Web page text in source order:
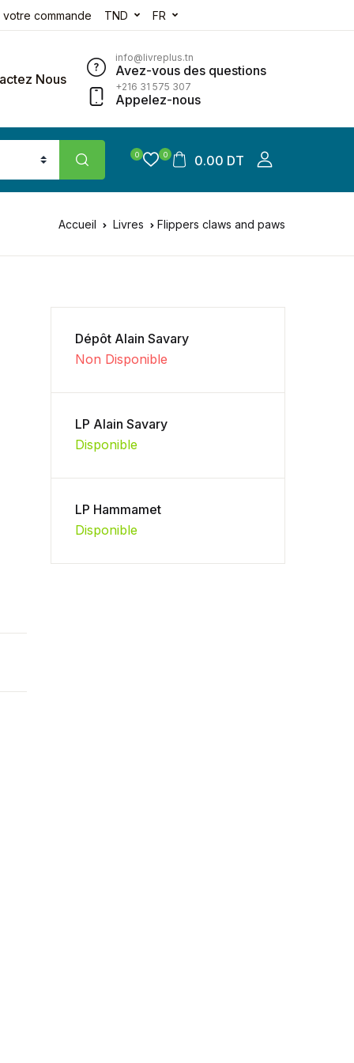
votre commande TND FR
Nous
info@livreplus.tn
Avez-vous des questions
+216 31 575 307
Appelez-nous
0 0 0.00 DT
Accueil Livres Flippers claws and paws
Dépôt Alain Savary
Non Disponible
LP Alain Savary
Disponible
LP Hammamet
Disponible